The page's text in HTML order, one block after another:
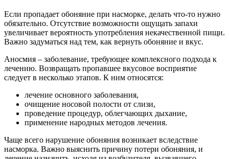
Если пропадает обоняние при насморке, делать что-то нужно
обязательно. Отсутствие возможности ощущать запахи
увеличивает вероятность употребления некачественной пищи.
Важно задуматься над тем, как вернуть обоняние и вкус.
Аносмия – заболевание, требующее комплексного подхода к
лечению. Возвращать пропавшее вкусовое восприятие
следует в несколько этапов. К ним относятся:
лечение основного заболевания,
очищение носовой полости от слизи,
проведение процедур, облегчающих дыхание,
применение народных методов лечения.
Чаще всего нарушение обоняния возникает вследствие
насморка. Важно выяснить причину потери обоняния, и